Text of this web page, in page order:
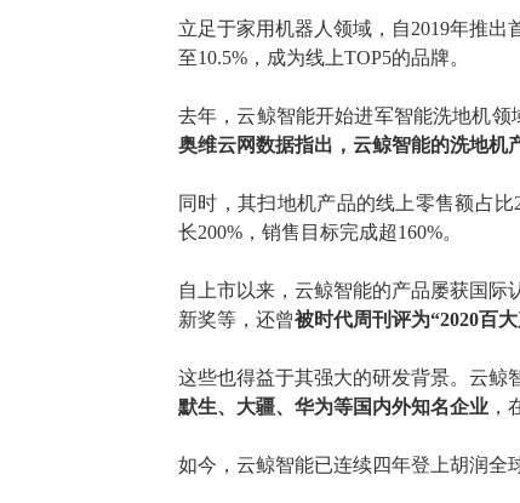
立足于家用机器人领域 ， 自2019年推出
至10.5%，成为线上TOP5的品牌。
去年，云鲸智能开始进军智能洗地机领
奥维云网数据指出 ， 云鲸智能的洗地机
同时，其扫地机产品的线上零售额占比
长200%，销售目标完成超160%。
自上市以来，云鲸智能的产品屡获国际
新奖等，还曾被时代周刊评为“2020百
这些也得益于其强大的研发背景。云鲸
默生、大疆、华为等国内外知名企业 ，
如今，云鲸智能已连续四年登上胡润全